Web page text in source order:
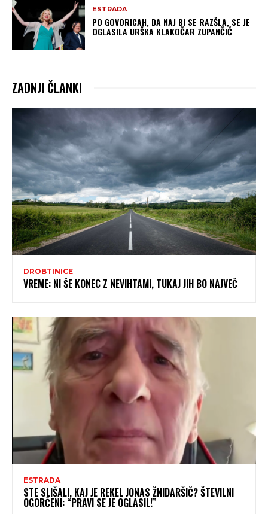
ESTRADA
PO GOVORICAH, DA NAJ BI SE RAZŠLA, SE JE
OGLASILA URŠKA KLAKOČAR ZUPANČIČ
ZADNJI ČLANKI
DROBTINICE
VREME: NI ŠE KONEC Z NEVIHTAMI, TUKAJ JIH BO NAJVEČ
ESTRADA
STE SLIŠALI, KAJ JE REKEL JONAS ŽNIDARŠIČ? ŠTEVILNI
OGORČENI: “PRAVI SE JE OGLASIL!”